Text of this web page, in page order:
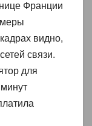
Франции
видно,
связи.
для